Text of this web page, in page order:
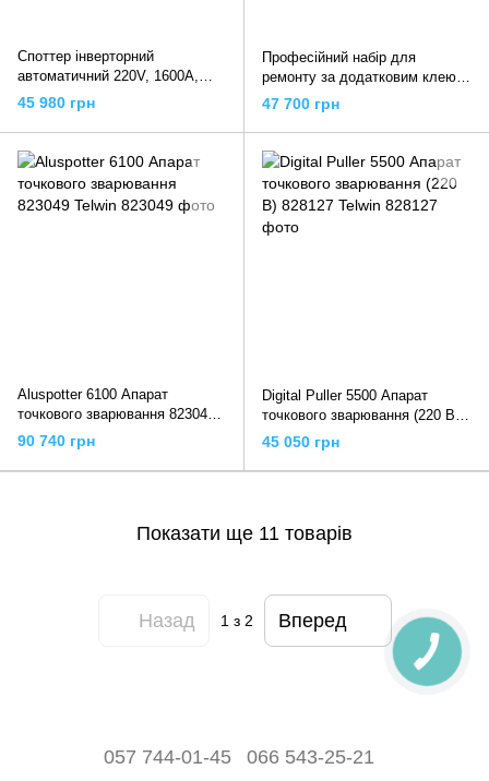
Споттер інверторний
автоматичний 220V, 1600A,
GI12117 GIKRAFT
45 980 грн
Професійний набір для
ремонту за додатковим клею
804577 Telwin Італія
ShiningBerg
47 700 грн
Aluspotter 6100 Апарат
точкового зварювання 823049
Telwin
90 740 грн
Digital Puller 5500 Апарат
точкового зварювання (220 В)
828127 Telwin
45 050 грн
Показати ще 11 товарів
Назад 1з 2 Вперед
057 744-01-45 066 543-25-21